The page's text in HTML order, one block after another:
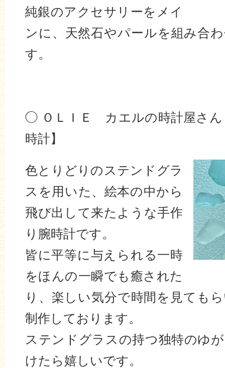
純銀のアクセサリーをメイ
ンに、天然石やパールを組み合
す。
◯ ＯＬＩＥ カエルの時計屋さん
時計】
色とりどりのステンドグラ
スを用いた、絵本の中から
飛び出して来たような手作
り腕時計です。
皆に平等に与えられる一時
をほんの一瞬でも癒された
り、楽しい気分で時間を見ても
制作しております。
ステンドグラスの持つ独特のゆ
けたら嬉しいです。